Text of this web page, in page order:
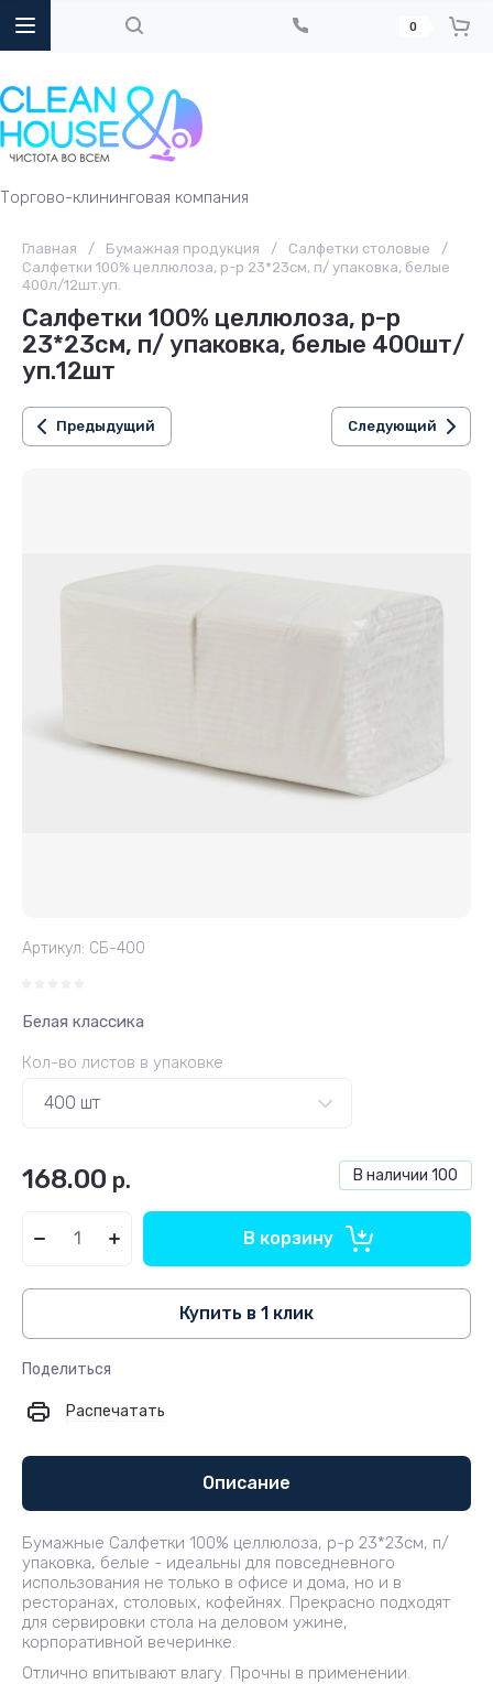
Торгово-клининговая компания
0
Главная / Бумажная продукция / Салфетки столовые
/
Салфетки 100% целлюлоза, р-р 23*23см, п/ упаковка, белые
400л/12шт.уп.
Салфетки 100% целлюлоза, р-р
23*23см, п/ упаковка, белые 400шт/
уп.12шт
Предыдущий Следующий
Артикул: СБ-400
Белая классика
Кол-во листов в упаковке
В наличии 100
168.00 р.
В корзину
Купить в 1 клик
Поделиться
Распечатать
Описание
Бумажные Салфетки 100% целлюлоза, р-р 23*23см, п/
упаковка, белые - идеальны для повседневного
использования не только в офисе и дома, но и в
ресторанах, столовых, кофейнях. Прекрасно подходят
для сервировки стола на деловом ужине,
корпоративной вечеринке.
Отлично впитывают влагу. Прочны в применении.